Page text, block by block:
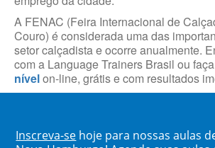
A FENAC (Feira Internacional de
Couro) é considerada uma das
setor calçadista e ocorre anualmente.
com a Language Trainers Brasil ou
nívelon-line, grátis e com resultados
Inscreva-se hoje para nossas aulas